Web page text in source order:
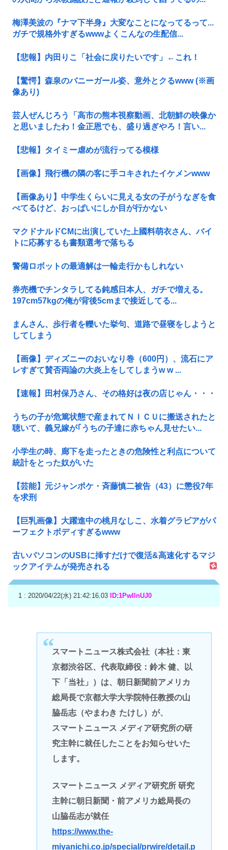
梅澤美波の『ナマ下半身』大変なことになってるって...
ガチで規格外すぎるwwwよくこんなの生配信...
【悲報】内田りこ「社会に戻りたいです」←これ！
【驚愕】森泉のバニーガール姿、意外とクるwww (※画
像あり)
芸人ぜんじろう「高市の熊本視察動画、北朝鮮の映像か
と思いましたわ！金正恩でも、盛り過ぎやろ！言い...
【悲報】タイミー虐めが流行ってる模様
【画像】飛行機の隣の客に手コキされたイケメンwww
【画像あり】中学生くらいに見える女の子がうなぎを食
べてるけど、おっぱいにしか目が行かない
マクドナルドCMに出演していた上國料萌衣さん、バイ
トに応募するも書類選考で落ちる
警備ロボットの最適解は一輪走行かもしれない
券売機でチンタラしてる鈍感日本人、ガチで増える。
197cm57kgの俺が背後5cmまで接近してる...
まんさん、歩行者を轢いた挙句、道路で昼寝をしようと
してしまう
【画像】ディズニーのおいなり巻（600円）、流石にア
レすぎて賛否両論の大炎上をしてしまうw w ...
【速報】田村保乃さん、その格好は夜の店じゃん・・・
うちの子が危篤状態で産まれてＮＩＣＵに搬送されたと
聴いて、義兄嫁が｢うちの子達に赤ちゃん見せたい...
小学生の時、廊下を走ったときの危険性と利点について
統計をとった奴がいた
【芸能】元ジャンポケ・斉藤慎二被告（43）に懲役7年
を求刑
【巨乳画像】大躍進中の桃月なしこ、水着グラビアがパ
ーフェクトボディすぎるwww
古いパソコンのUSBに挿すだけで復活&高速化するマジ
ックアイテムが発売される
1 : 2020/04/22(水) 21:42:16.03 ID:1PwIlnUJ0
スマートニュース株式会社（本社：東
京都渋谷区、代表取締役：鈴木 健、以
下「当社」）は、朝日新聞前アメリカ
総局長で京都大学大学院特任教授の山
脇岳志（やまわき たけし）が、
スマートニュース メディア研究所の研
究主幹に就任したことをお知らせいた
します。
スマートニュース メディア研究所 研究
主幹に朝日新聞・前アメリカ総局長の
山脇岳志が就任
https://www.the-
miyanichi.co.jp/special/prwire/detail.p